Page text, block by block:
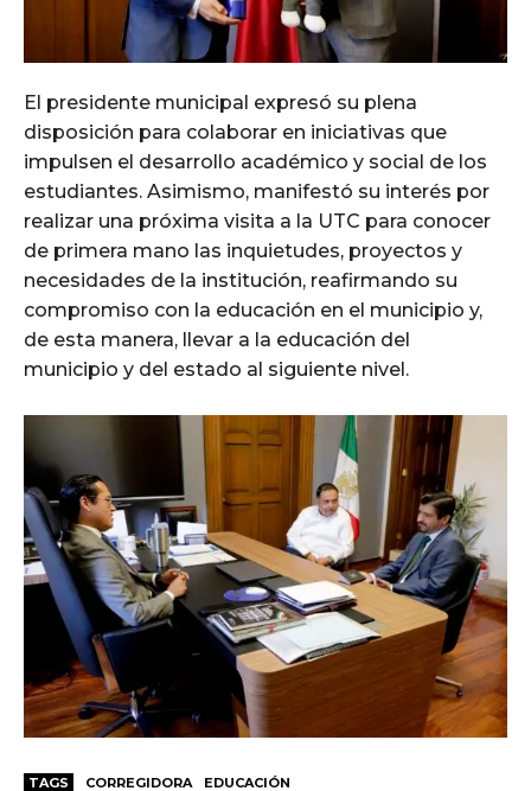
El presidente municipal expresó su plena
disposición para colaborar en iniciativas que
impulsen el desarrollo académico y social de los
estudiantes. Asimismo, manifestó su interés por
realizar una próxima visita a la UTC para conocer
de primera mano las inquietudes, proyectos y
necesidades de la institución, reafirmando su
compromiso con la educación en el municipio y,
de esta manera, llevar a la educación del
municipio y del estado al siguiente nivel.
TAGS CORREGIDORA EDUCACIÓN